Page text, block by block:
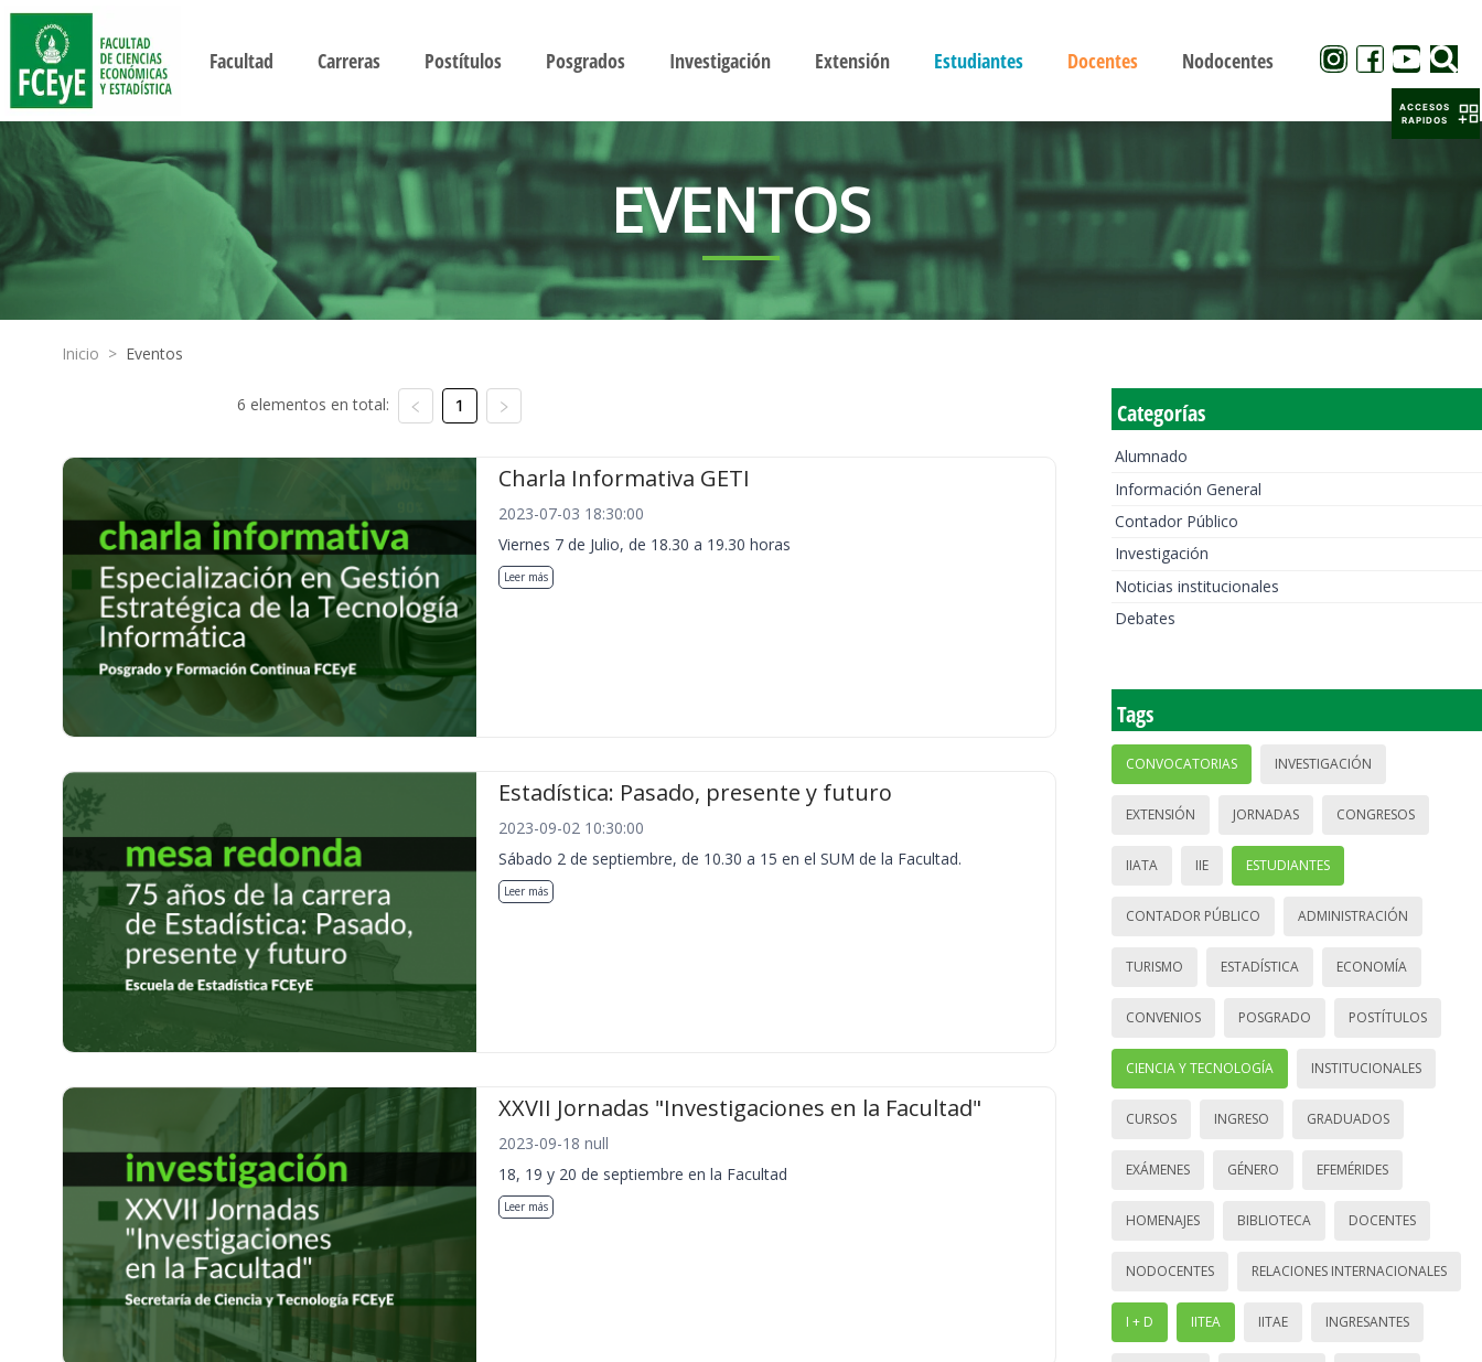
Facultad Carreras Postítulos Posgrados Investigación Extensión Estudiantes Docentes Nodocentes
EVENTOS
Inicio > Eventos
6 elementos en total: 1
Charla Informativa GETI
2023-07-03 18:30:00
Viernes 7 de Julio, de 18.30 a 19.30 horas
Leer más
Estadística: Pasado, presente y futuro
2023-09-02 10:30:00
Sábado 2 de septiembre, de 10.30 a 15 en el SUM de la Facultad.
Leer más
XXVII Jornadas "Investigaciones en la Facultad"
2023-09-18 null
18, 19 y 20 de septiembre en la Facultad
Leer más
Categorías
Alumnado
Información General
Contador Público
Investigación
Noticias institucionales
Debates
Tags
CONVOCATORIAS INVESTIGACIÓN
EXTENSIÓN JORNADAS CONGRESOS
IIATA IIE ESTUDIANTES
CONTADOR PÚBLICO ADMINISTRACIÓN
TURISMO ESTADÍSTICA ECONOMÍA
CONVENIOS POSGRADO POSTÍTULOS
CIENCIA Y TECNOLOGÍA INSTITUCIONALES
CURSOS INGRESO GRADUADOS
EXÁMENES GÉNERO EFEMÉRIDES
HOMENAJES BIBLIOTECA DOCENTES
NODOCENTES RELACIONES INTERNACIONALES
I + D IITEA IITAE INGRESANTES
ACCESOS
RAPIDOS